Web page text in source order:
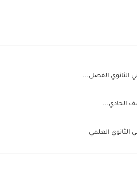
الثانوي الفصل...
الحادي...
الثانوي العلمي